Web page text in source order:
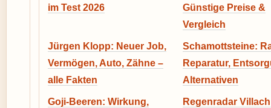
im Test 2026
Günstige Preise &
Vergleich
Jürgen Klopp: Neuer Job,
Vermögen, Auto, Zähne –
alle Fakten
Schamottsteine:
Reparatur,
Alternativen
Goji-Beeren: Wirkung,
Regenradar